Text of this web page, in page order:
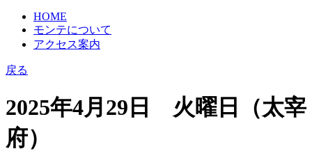
HOME
モンテについて
アクセス案内
戻る
2025年4月29日 火曜日（太宰
府）